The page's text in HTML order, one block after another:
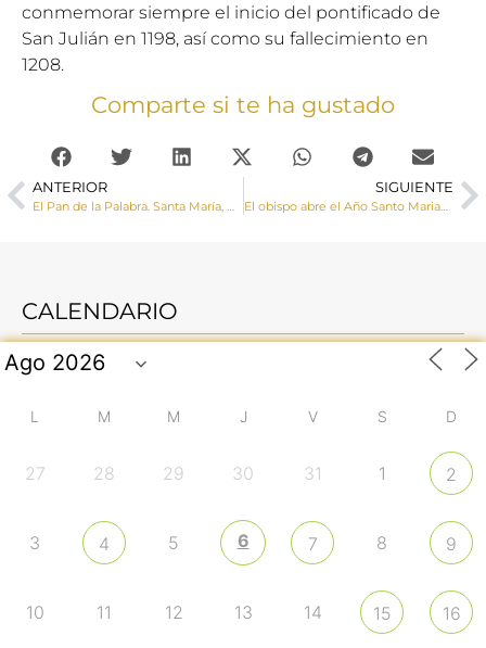
conmemorar siempre el inicio del pontificado de
San Julián en 1198, así como su fallecimiento en
1208.
Comparte si te ha gustado
ANTERIOR
El Pan de la Palabra. Santa María, Madre De Dios
SIGUIENTE
El obispo abre el Año Santo Mariano en Villalba del Rey
CALENDARIO
L M M J V S D
27 28 29 30 31 1 2
3 4 5 6 7 8 9
10 11 12 13 14 15 16